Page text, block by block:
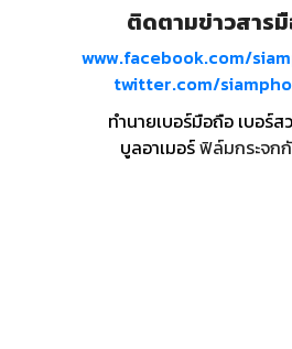
ติดตามข่าวสาร
www.facebook.com/
twitter.com/
ทำนายเบอร์มือถือ เบอร์ส
บูลอาเมอร์ฟิล์มกระจก